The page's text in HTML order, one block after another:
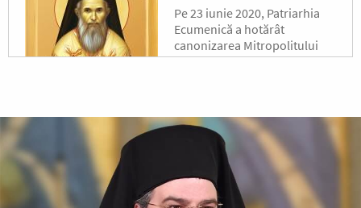
Pe 23 iunie 2020, Patriarhia
Ecumenică a hotărât
canonizarea Mitropolitului
Calinic al Edessei, Pellei și
Sfântul Ierarh Emilian
Mărturisitorul,
Episcopul Cizicului